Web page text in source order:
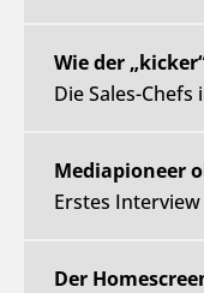
Wie der
Die Sales-Chefs
Mediapioneer
Erstes
Der